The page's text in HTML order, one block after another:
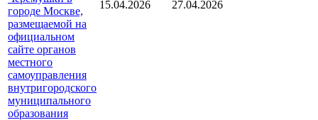
городе Москве,
размещаемой на
официальном
сайте органов
местного
самоуправления
внутригородского
муниципального
образования
15.04.2026 27.04.2026